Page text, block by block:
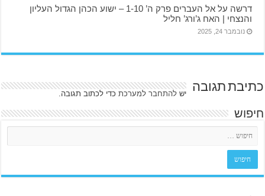
דרשה על אל העברים פרק ה’ 1-10 – ישוע הכהן הגדול העליון
והנצחי | האח ג’ורג’ חליל
נובמבר 24, 2025
כתיבת תגובה ישלהתחבר למערכת כדי לכתוב תגובה.
חיפוש